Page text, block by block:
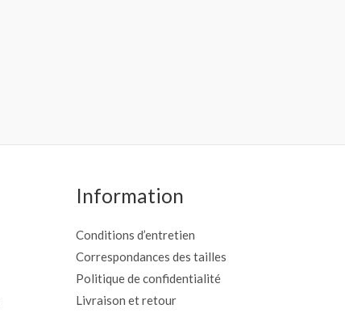
Information
Conditions d’entretien
Correspondances des tailles
Politique de confidentialité
Livraison et retour